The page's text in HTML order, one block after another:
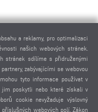
a reklamy, pro optimalizaci
našich webových stránek.
stránek sdílíme s přidruženými
zabývajícími se webovou
tyto informace používat v
poskytli nebo které získali v
cookie nevyžaduje výslovný
webových polí. Zákon